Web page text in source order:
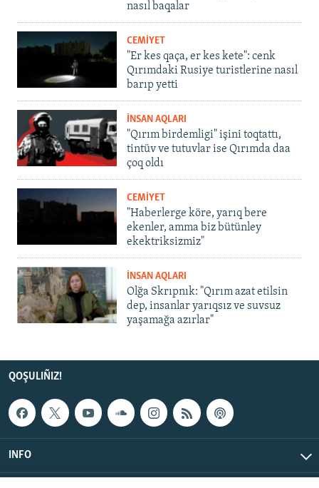
nasıl baqalar
CEMİYET
"Er kes qaça, er kes kete": cenk
Qırımdaki Rusiye turistlerine nasıl
barıp yetti
İNSAN AQLARI
"Qırım birdemligi" işini toqtattı,
tintüv ve tutuvlar ise Qırımda daa
çoq oldı
CEMİYET
"Haberlerge köre, yarıq bere
ekenler, amma biz bütünley
ekektriksizmiz"
İNSAN AQLARI
Olğa Skrıpnık: "Qırım azat etilsin
dep, insanlar yarıqsız ve suvsuz
yaşamağa azırlar"
QOŞULIÑIZ!
INFO